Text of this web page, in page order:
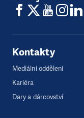
Kontakty
Mediální oddělení
Kariéra
Dary a dárcovství